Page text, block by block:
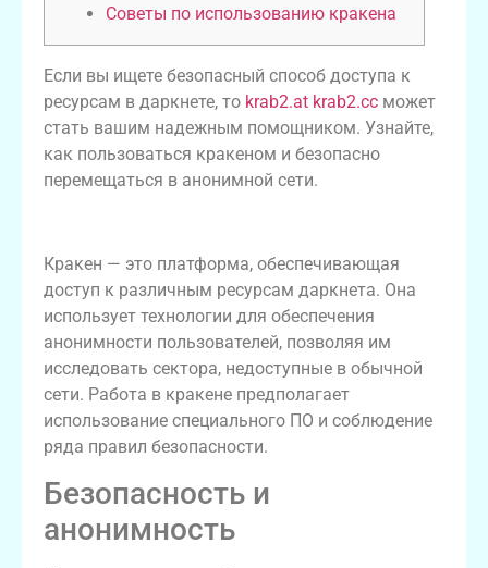
Советы по использованию кракена
Если вы ищете безопасный способ доступа к
ресурсам в даркнете, то krab2.at krab2.cc может
стать вашим надежным помощником. Узнайте,
как пользоваться кракеном и безопасно
перемещаться в анонимной сети.
Кракен — это платформа, обеспечивающая
доступ к различным ресурсам даркнета. Она
использует технологии для обеспечения
анонимности пользователей, позволяя им
исследовать сектора, недоступные в обычной
сети. Работа в кракене предполагает
использование специального ПО и соблюдение
ряда правил безопасности.
Безопасность и
анонимность